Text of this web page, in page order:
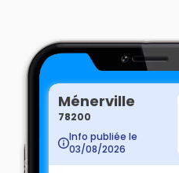
Ménerville
78200
Info publiée le
03/08/2026